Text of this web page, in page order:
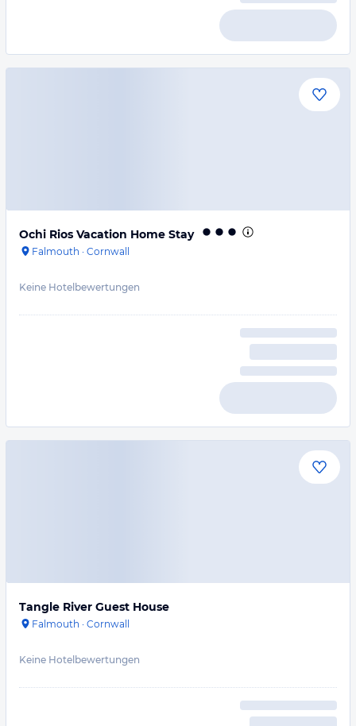
Ochi Rios Vacation Home Stay
Falmouth · Cornwall
Keine Hotelbewertungen
Tangle River Guest House
Falmouth · Cornwall
Keine Hotelbewertungen